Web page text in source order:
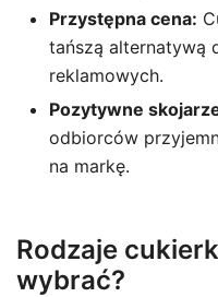
Przystępna cena:
tańszą alternatywą
reklamowych.
Pozytywne
odbiorców
na markę.
Rodzaje
wybrać?